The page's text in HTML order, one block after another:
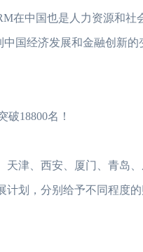
在中国也是人力资源和
国经济发展和金融创新
18800名！
天津、西安、厦门、青岛
计划，分别给予不同程度